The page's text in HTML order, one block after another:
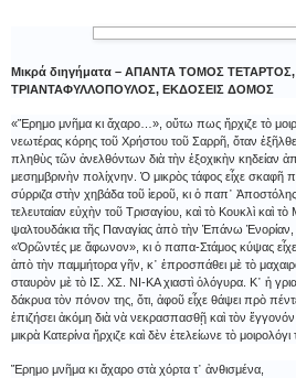
Μικρά διηγήματα – ΑΠΑΝΤΑ ΤΟΜΟΣ
ΤΡΙΑΝΤΑΦΥΛΛΟΠΟΥΛΟΣ, ΕΚΔΟΣΕΙΣ ΔΟΜΟΣ
«Ἔρημο μνῆμα κι ἄχαρο…», οὕτω πως ἤρχιζε τὸ
νεωτέρας κόρης τοῦ Χρήστου τοῦ Σαρρῆ, ὅταν
πληθὺς τῶν ἀνελθόντων διὰ τὴν ἐξοχικὴν κηδείαν
μεσημβρινὴν πολίχνην. Ὁ μικρὸς τάφος εἶχε σκαφῆ
σύρριζα στὴν χηβάδα τοῦ ἱεροῦ, κι ὁ παπ᾿
τελευταίαν εὐχὴν τοῦ Τρισαγίου, καὶ τὸ Κουκλὶ καὶ
ψαλτουδάκια τῆς Παναγίας ἀπὸ τὴν Ἐπάνω Ἐνορίαν,
«Ὁρῶντές με ἄφωνον», κι ὁ παπα-Στάμος κύψας
ἀπὸ τὴν παμμήτορα γῆν, κ᾿ ἐπροσπάθει μὲ τὸ
σταυρὸν μὲ τὸ ΙΣ. ΧΣ. ΝΙ-ΚΑ χιαστὶ ὁλόγυρα. Κ᾿ ἡ
δάκρυα τὸν πόνον της, ὅτι, ἀφοῦ εἶχε θάψει πρὸ
ἐπιζήσει ἀκόμη διὰ νὰ νεκρασπασθῇ καὶ τὸν
μικρὰ Κατερίνα ἤρχιζε καὶ δὲν ἐτελείωνε τὸ μοιρολόγι
Ἔρημο μνῆμα κι ἄχαρο στὰ χόρτα τ᾿ ἀνθισμένα,